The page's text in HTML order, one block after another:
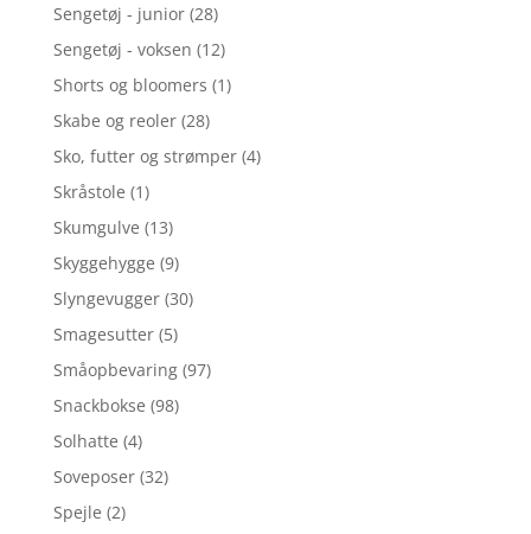
Sengetøj - junior (28)
Sengetøj - voksen (12)
Shorts og bloomers (1)
Skabe og reoler (28)
Sko, futter og strømper (4)
Skråstole (1)
Skumgulve (13)
Skyggehygge (9)
Slyngevugger (30)
Smagesutter (5)
Småopbevaring (97)
Snackbokse (98)
Solhatte (4)
Soveposer (32)
Spejle (2)